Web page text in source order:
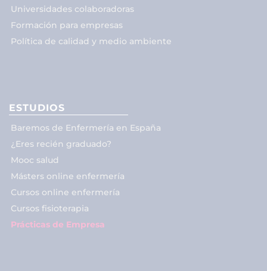
Universidades colaboradoras
Formación para empresas
Política de calidad y medio ambiente
ESTUDIOS
Baremos de Enfermería en España
¿Eres recién graduado?
Mooc salud
Másters online enfermería
Cursos online enfermería
Cursos fisioterapia
Prácticas de Empresa